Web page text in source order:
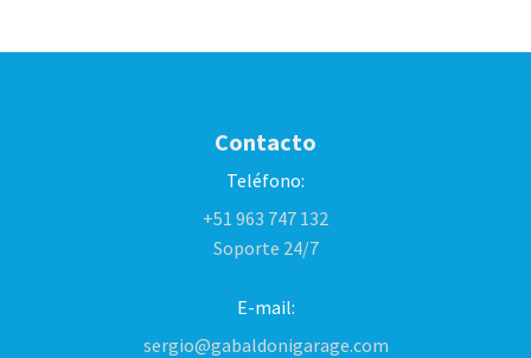
Contacto
Teléfono:
+51 963 747 132
Soporte 24/7
E-mail:
sergio@gabaldonigarage.com